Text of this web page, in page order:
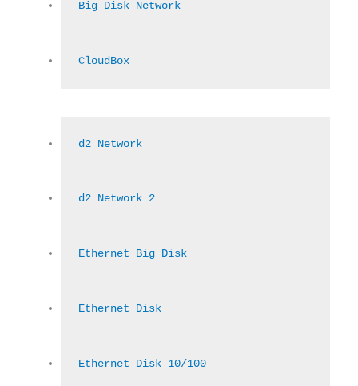
Big Disk Network
CloudBox
d2 Network
d2 Network 2
Ethernet Big Disk
Ethernet Disk
Ethernet Disk 10/100